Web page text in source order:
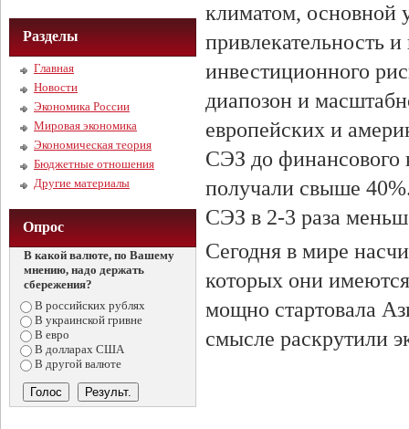
Разделы
Главная
Новости
Экономика России
Мировая экономика
Экономическая теория
Бюджетные отношения
Другие материалы
Опрос
В какой валюте, по Вашему
мнению, надо держать
сбережения?
В российских рублях
В украинской гривне
В евро
В долларах США
В другой валюте
климатом, основной
привлекательность
инвестиционного
диапозон и
европейских и
СЭЗ до финансового
получали свыше
СЭЗ в 2-3 раза
Сегодня в мире
которых они
мощно стартовала
смысле раскрутили